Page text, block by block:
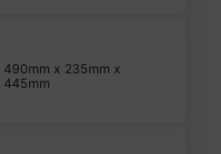
490mm x 235mm x
445mm